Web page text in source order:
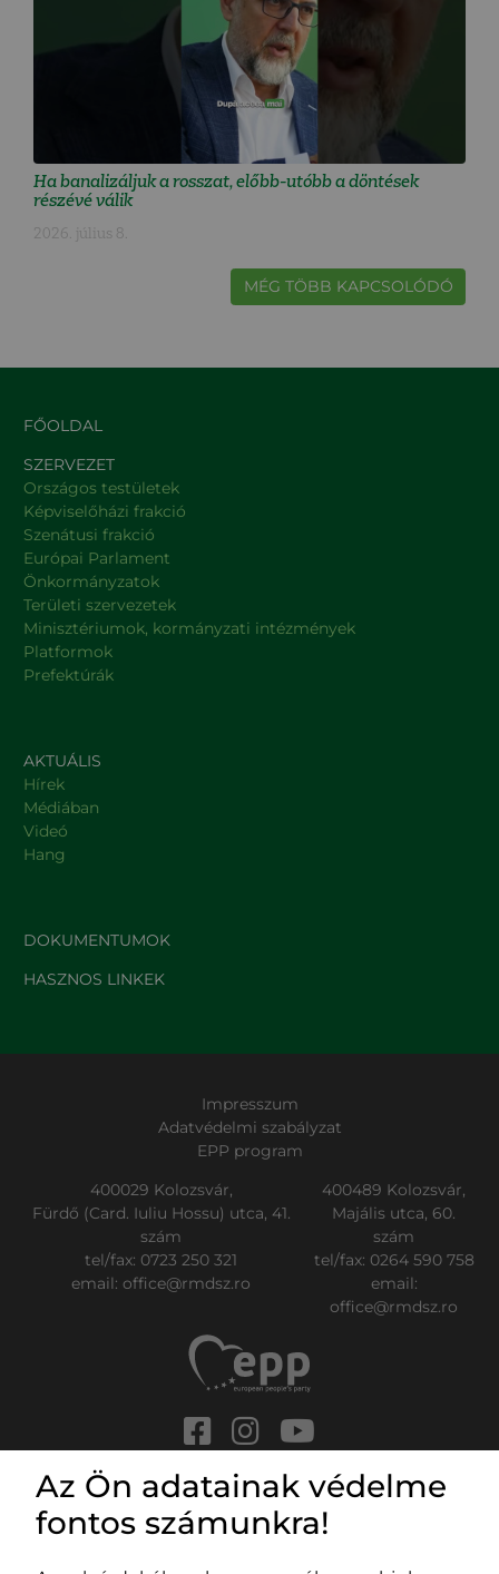
Ha banalizáljuk a rosszat, előbb-utóbb a döntések
részévé válik
2026. július 8.
MÉG TÖBB KAPCSOLÓDÓ
FŐOLDAL
SZERVEZET
Országos testületek
Képviselőházi frakció
Szenátusi frakció
Európai Parlament
Önkormányzatok
Területi szervezetek
Minisztériumok, kormányzati intézmények
Platformok
Prefektúrák
AKTUÁLIS
Hírek
Médiában
Videó
Hang
DOKUMENTUMOK
HASZNOS LINKEK
Impresszum
Adatvédelmi szabályzat
EPP program
400029 Kolozsvár,
Fürdő (Card. Iuliu Hossu) utca, 41.
szám
tel/fax: 0723 250 321
email:office@rmdsz.ro
400489 Kolozsvár,
Majális utca, 60.
szám
tel/fax: 0264 590 758
email:
office@rmdsz.ro
© rmdsz.ro 2026
Az Ön adatainak védelme
fontos számunkra!